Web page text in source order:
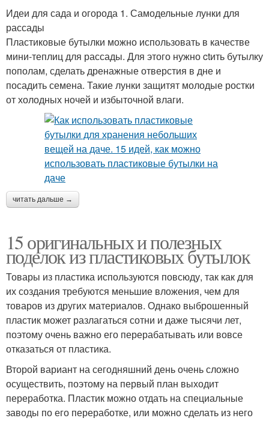
Идеи для сада и огорода 1. Самодельные лунки для
рассады
Пластиковые бутылки можно использовать в качестве
мини-теплиц для рассады. Для этого нужно ctить бутылку
пополам, сделать дренажные отверстия в дне и
посадить семена. Такие лунки защитят молодые ростки
от холодных ночей и избыточной влаги.
читать дальше →
15 оригинальных и полезных
поделок из пластиковых бутылок
Товары из пластика используются повсюду, так как для
их создания требуются меньшие вложения, чем для
товаров из других материалов. Однако выброшенный
пластик может разлагаться сотни и даже тысячи лет,
поэтому очень важно его перерабатывать или вовсе
отказаться от пластика.
Второй вариант на сегодняшний день очень сложно
осуществить, поэтому на первый план выходит
переработка. Пластик можно отдать на специальные
заводы по его переработке, или можно сделать из него